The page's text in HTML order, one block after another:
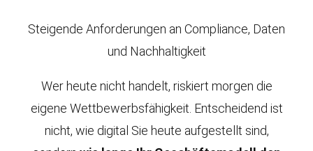
Steigende Anforderungen an Compliance, Daten
und Nachhaltigkeit
Wer heute nicht handelt, riskiert morgen die
eigene Wettbewerbsfähigkeit. Entscheidend ist
nicht, wie digital Sie heute aufgestellt sind,